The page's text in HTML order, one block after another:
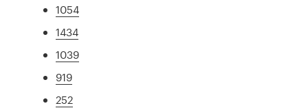
1054
1434
1039
919
252